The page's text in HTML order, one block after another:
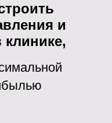
и
клинике,